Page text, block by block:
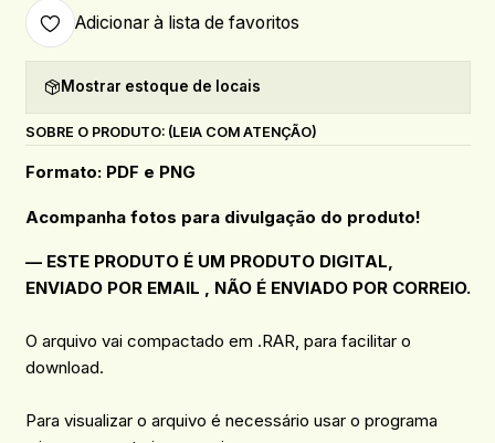
Adicionar à lista de favoritos
Mostrar estoque de locais
SOBRE O PRODUTO: (LEIA COM ATENÇÃO)
Formato: PDF e PNG
Acompanha fotos para divulgação do produto!
— ESTE PRODUTO É UM PRODUTO DIGITAL,
ENVIADO POR EMAIL , NÃO É ENVIADO POR CORREIO.
O arquivo vai compactado em .RAR, para facilitar o
download.
Para visualizar o arquivo é necessário usar o programa